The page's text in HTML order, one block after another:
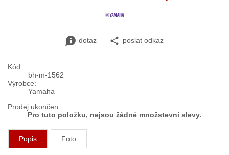
dotaz poslat odkaz
Kód:
bh-m-1562
Výrobce:
Yamaha
Prodej ukončen
Pro tuto položku, nejsou žádné množstevní slevy.
Popis Foto